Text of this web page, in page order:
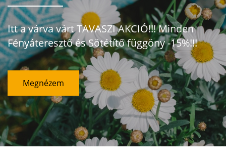
Itt a várva várt TAVASZI AKCIÓ!!! Minden
Fényáteresztő és Sötétítő függöny -15%!!!
Megnézem